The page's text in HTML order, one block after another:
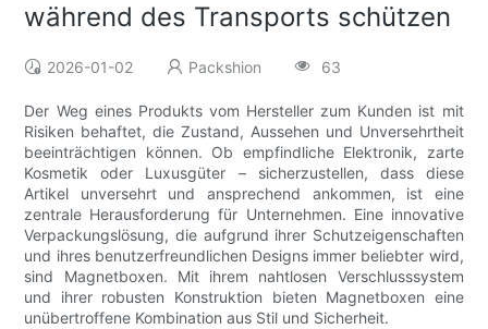
während des Transports schützen
2026-01-02 Packshion 63
Der Weg eines Produkts vom Hersteller zum Kunden ist mit
Risiken behaftet, die Zustand, Aussehen und Unversehrtheit
beeinträchtigen können. Ob empfindliche Elektronik, zarte
Kosmetik oder Luxusgüter – sicherzustellen, dass diese
Artikel unversehrt und ansprechend ankommen, ist eine
zentrale Herausforderung für Unternehmen. Eine innovative
Verpackungslösung, die aufgrund ihrer Schutzeigenschaften
und ihres benutzerfreundlichen Designs immer beliebter wird,
sind Magnetboxen. Mit ihrem nahtlosen Verschlusssystem
und ihrer robusten Konstruktion bieten Magnetboxen eine
unübertroffene Kombination aus Stil und Sicherheit.